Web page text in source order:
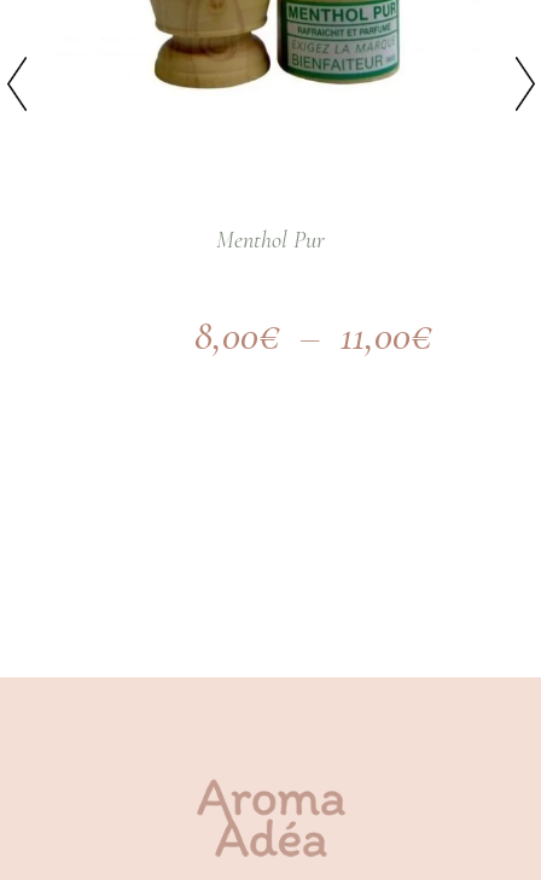
Menthol Pur
8,00€ – 11,00€